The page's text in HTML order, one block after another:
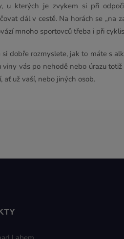
u kterých je zvykem si při
dál v cestě. Na horách se „na
mnoho sportovců třeba i při
si dobře rozmyslete, jak to máte s
viny vás po nehodě nebo úrazu
ať už vaší, nebo jiných osob.